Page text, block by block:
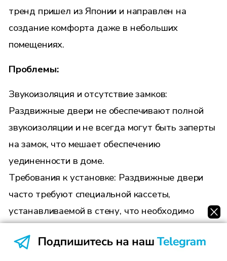
тренд пришел из Японии и направлен на
создание комфорта даже в небольших
помещениях.
Проблемы:
Звукоизоляция и отсутствие замков:
Раздвижные двери не обеспечивают полной
звукоизоляции и не всегда могут быть заперты
на замок, что мешает обеспечению
уединенности в доме.
Требования к установке: Раздвижные двери
часто требуют специальной кассеты,
устанавливаемой в стену, что необходимо
завершенным капитальным ремонтом